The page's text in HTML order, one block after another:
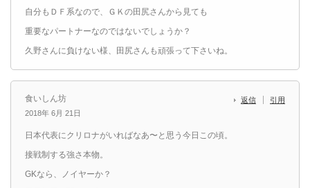
自分もＤＦ系なので、ＧＫの田尻さんから見ても
重要なパートナーなのではないでしょうか？
久野さんに負けない様、田尻さんも頑張って下さいね。
食いしん坊
2018年 6月 21日
返信 引用
日本代表にクリロナがいればなあ〜と思う今日この頃。
接戦制する強さ本物。
GKなら、ノイヤーか？